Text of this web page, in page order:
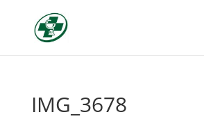
IMG_3678